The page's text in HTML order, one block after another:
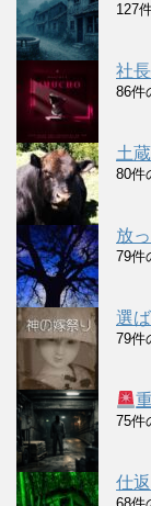
127
社
86件
土
80件
放
79件
選
79件
75件
仕